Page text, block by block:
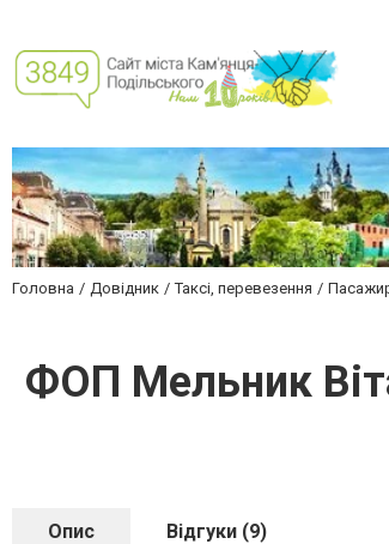
Головна Довідник Таксі, перевезення
ФОП Мельник
Опис Відгуки (9)